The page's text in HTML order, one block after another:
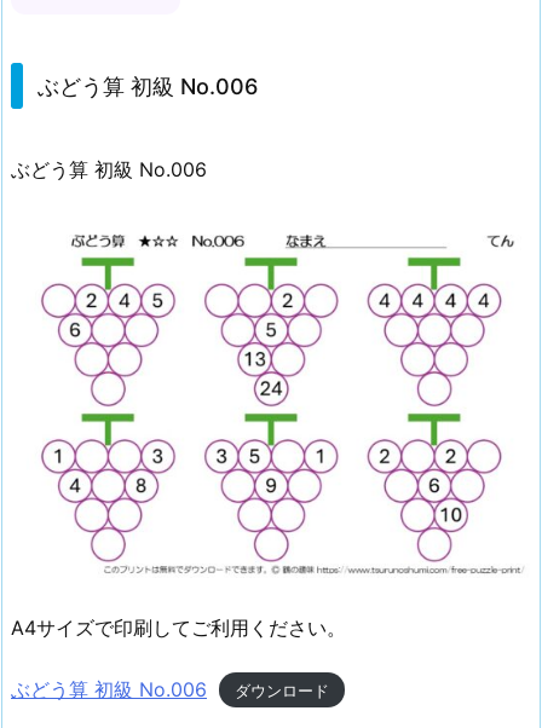
ぶどう算 初級 No.006
ぶどう算 初級 No.006
A4サイズで印刷してご利用ください。
ぶどう算 初級 No.006 ダウンロード